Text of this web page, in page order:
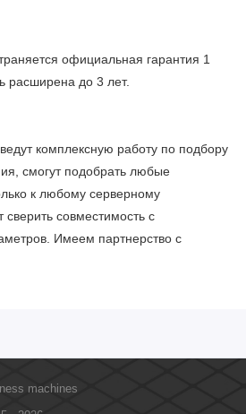
официальная гарантия 1
расширена до 3 лет.
комплексную работу по подбору
смогут подобрать любые
к любому серверному
совместимость с
Имеем партнерство с
позволяет исключить ошибки даже
machines